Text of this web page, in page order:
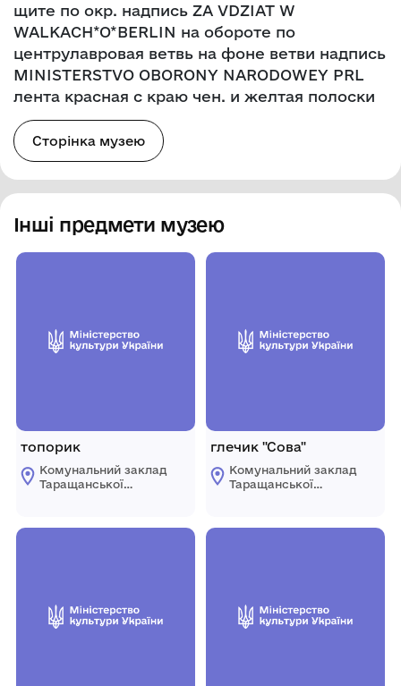
щите по окр. надпись ZA VDZIAT W
WALKACH*O*BERLIN на обороте по
центрулавровая ветвь на фоне ветви надпись
MINISTERSTVO OBORONY NARODOWEY PRL
лента красная с краю чен. и желтая полоски
Сторінка музею
Інші предмети музею
топорик
Комунальний заклад
Таращанської
історико-
глечик "Сова"
Комунальний заклад
Таращанської
історико-